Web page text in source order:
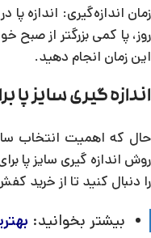
زمان اندازه‌گیری: اندازه
روز، پا کمی بزرگتر از صبح
این زمان انجام دهید.
اندازه گیری سایز پا
حال که اهمیت انتخاب
روش اندازه گیری سایز پا
را دنبال کنید تا از خرید
بیشتر بخوانید: